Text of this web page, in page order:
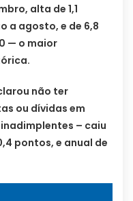
alta de 1,1
a agosto, e de 6,8
— o maior
não ter
ou dívidas em
– caiu
pontos, e anual de